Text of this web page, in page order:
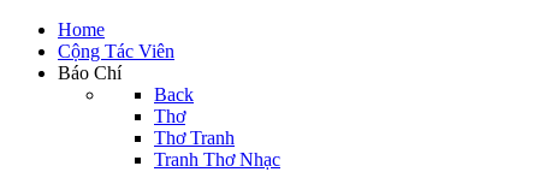
Home
Cộng Tác Viên
Báo Chí
Back
Thơ
Thơ Tranh
Tranh Thơ Nhạc